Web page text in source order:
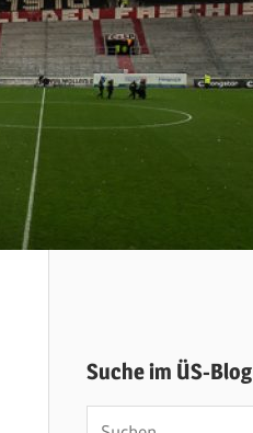
Suche im ÜS-Blog
Suchen